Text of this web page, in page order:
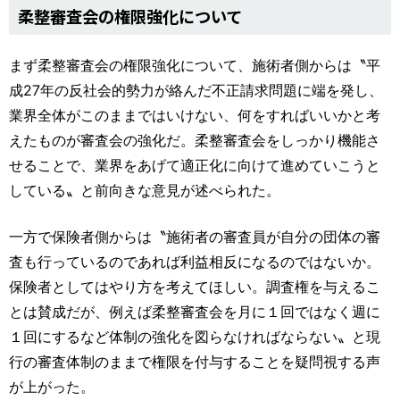
柔整審査会の権限強化について
まず柔整審査会の権限強化について、施術者側からは〝平
成27年の反社会的勢力が絡んだ不正請求問題に端を発し、
業界全体がこのままではいけない、何をすればいいかと考
えたものが審査会の強化だ。柔整審査会をしっかり機能さ
せることで、業界をあげて適正化に向けて進めていこうと
している〟と前向きな意見が述べられた。
一方で保険者側からは〝施術者の審査員が自分の団体の審
査も行っているのであれば利益相反になるのではないか。
保険者としてはやり方を考えてほしい。調査権を与えるこ
とは賛成だが、例えば柔整審査会を月に１回ではなく週に
１回にするなど体制の強化を図らなければならない〟と現
行の審査体制のままで権限を付与することを疑問視する声
が上がった。